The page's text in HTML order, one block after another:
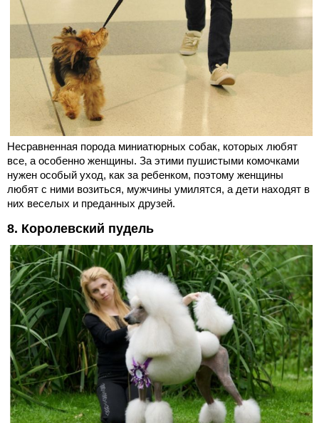
Несравненная порода миниатюрных собак, которых любят
все, а особенно женщины. За этими пушистыми комочками
нужен особый уход, как за ребенком, поэтому женщины
любят с ними возиться, мужчины умилятся, а дети находят в
них веселых и преданных друзей.
8. Королевский пудель